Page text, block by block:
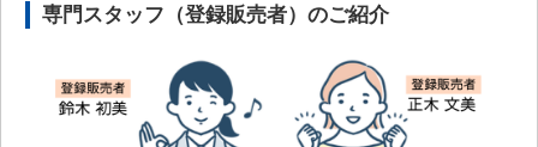
専門スタッフ（登録販売者）のご紹介